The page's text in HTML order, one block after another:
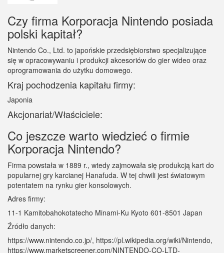
Czy firma Korporacja Nintendo posiada
polski kapitał?
Nintendo Co., Ltd. to japońskie przedsiębiorstwo specjalizujące
się w opracowywaniu i produkcji akcesoriów do gier wideo oraz
oprogramowania do użytku domowego.
Kraj pochodzenia kapitału firmy:
Japonia
Akcjonariat/Właściciele:
Co jeszcze warto wiedzieć o firmie
Korporacja Nintendo?
Firma powstała w 1889 r., wtedy zajmowała się produkcją kart do
popularnej gry karcianej Hanafuda. W tej chwili jest światowym
potentatem na rynku gier konsolowych.
Adres firmy:
11-1 Kamitobahokotatecho Minami-Ku Kyoto 601-8501 Japan
Źródło danych:
https://www.nintendo.co.jp/, https://pl.wikipedia.org/wiki/Nintendo,
https://www.marketscreener.com/NINTENDO-CO-LTD-